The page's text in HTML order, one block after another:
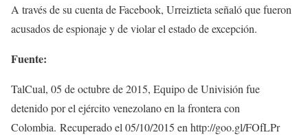
A través de su cuenta de Facebook, Urreiztieta señaló que fueron
acusados de espionaje y de violar el estado de excepción.
Fuente:
TalCual, 05 de octubre de 2015, Equipo de Univisión fue
detenido por el ejército venezolano en la frontera con
Colombia. Recuperado el 05/10/2015 en http://goo.gl/FOfLPr